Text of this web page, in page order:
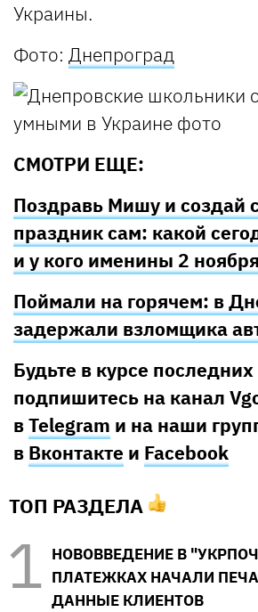
Украины.
Фото: Днепроград
СМОТРИ ЕЩЕ:
Поздравь Мишу и создай
праздник сам: какой
и у кого именины 2 ноября
Поймали на горячем: в
задержали взломщика
Будьте в курсе
подпишитесь на канал
вTelegram и на наши
в Вконтакте и Facebook
ТОП РАЗДЕЛА
НОВОВВЕДЕНИЕ В
ПЛАТЕЖКАХ НАЧАЛИ
ДАННЫЕ КЛИЕНТОВ